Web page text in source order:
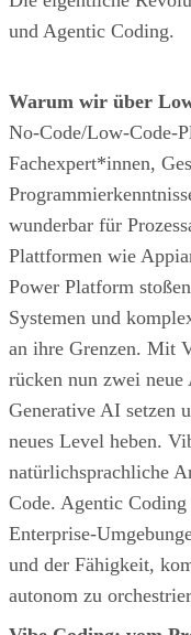
und Agentic Coding.
Warum wir über
No-Code/Low-Code-
Fachexpert*innen,
wunderbar für
Plattformen wie
Power Platform
Systemen und
an ihre Grenzen. Mit
rücken nun zwei
Generative AI setzen
neues Level heben.
natürlichsprachliche
Code. Agentic
Enterprise-
und der Fähigkeit,
autonom zu